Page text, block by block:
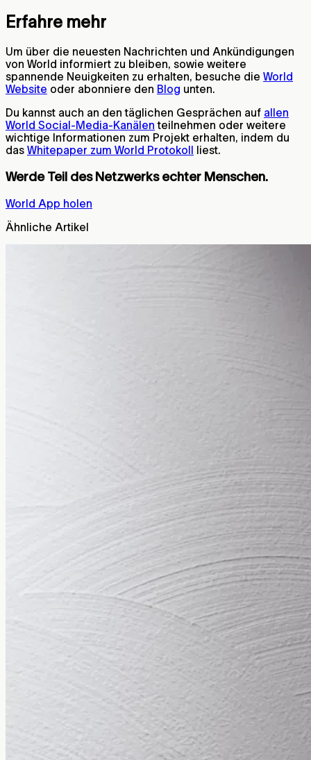
Erfahre mehr
Um über die neuesten Nachrichten und Ankündigungen
von World informiert zu bleiben, sowie weitere
spannende Neuigkeiten zu erhalten, besuche die World
Website oder abonniere den Blog unten.
Du kannst auch an den täglichen Gesprächen auf allen
World Social-Media-Kanälen teilnehmen oder weitere
wichtige Informationen zum Projekt erhalten, indem du
das Whitepaper zum World Protokoll liest.
Werde Teil des Netzwerks echter Menschen.
World App holen
Ähnliche Artikel